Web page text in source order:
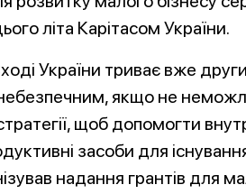
літа Карітасом України.
України триває вже
якщо не
щоб допомогти
засоби для
надання грантів для